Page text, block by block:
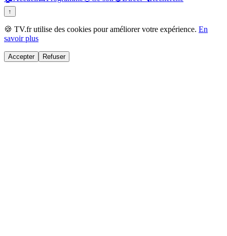
↑
🍪 TV.fr utilise des cookies pour améliorer votre expérience. En
savoir plus
Accepter Refuser